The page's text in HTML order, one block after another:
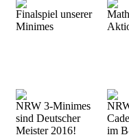
Finalspiel unserer
Minimes
NRW 3-Minimes
sind Deutscher
Meister 2016!
im